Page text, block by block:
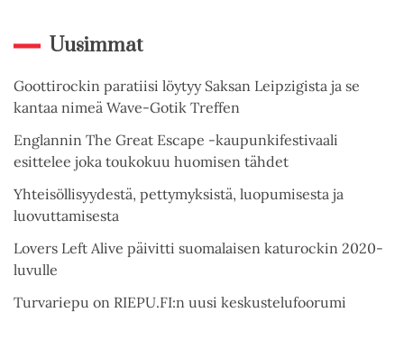
Uusimmat
Goottirockin paratiisi löytyy Saksan Leipzigista ja se
kantaa nimeä Wave-Gotik Treffen
Englannin The Great Escape -kaupunkifestivaali
esittelee joka toukokuu huomisen tähdet
Yhteisöllisyydestä, pettymyksistä, luopumisesta ja
luovuttamisesta
Lovers Left Alive päivitti suomalaisen katurockin 2020-
luvulle
Turvariepu on RIEPU.FI:n uusi keskustelufoorumi